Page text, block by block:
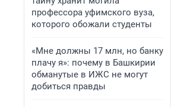
профессора уфимского вуза,
которого обожали студенты
«Мне должны 17 млн, но банку
плачу я»: почему в Башкирии
обманутые в ИЖС не могут
добиться правды